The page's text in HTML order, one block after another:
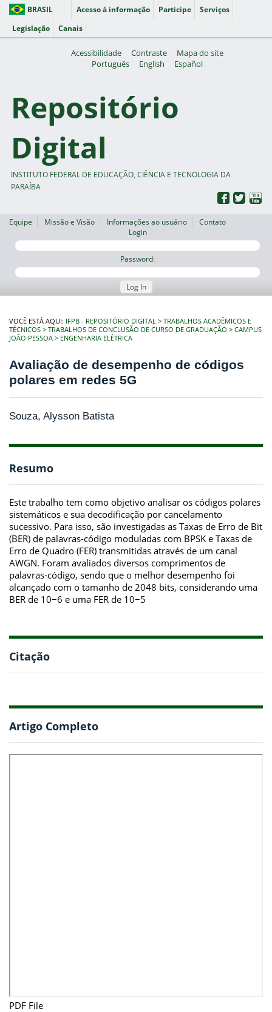
BRASIL Acesso à informação Participe
Serviços
Legislação
Canais
Acessibilidade Contraste
Mapa do site
Português
English Español
Repositório
Digital
INSTITUTO FEDERAL DE EDUCAÇÃO, CIÊNCIA E TECNOLOGIA DA
PARAÍBA
Equipe Missão e Visão Informações ao usuário
Contato
Login
Password:
Log In
VOCÊ ESTÁ AQUI: IFPB - REPOSITÓRIO DIGITAL
TRABALHOS ACADÊMICOS E
TÉCNICOS
TRABALHOS DE CONCLUSÃO DE CURSO DE GRADUAÇÃO
CAMPUS
JOÃO PESSOA
ENGENHARIA ELÉTRICA
Avaliação de desempenho de códigos
polares em redes 5G
Souza, Alysson Batista
Resumo
Este trabalho tem como objetivo analisar os códigos polares
sistemáticos e sua decodificação por cancelamento
sucessivo. Para isso, são investigadas as Taxas de Erro de Bit
(BER) de palavras-código moduladas com BPSK e Taxas de
Erro de Quadro (FER) transmitidas através de um canal
AWGN. Foram avaliados diversos comprimentos de
palavras-código, sendo que o melhor desempenho foi
alcançado com o tamanho de 2048 bits, considerando uma
BER de 10−6 e uma FER de 10−5
Citação
Artigo Completo
PDF File